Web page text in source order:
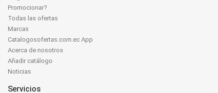
Promocionar?
Todas las ofertas
Marcas
Catalogosofertas.com.ec App
Acerca de nosotros
Añadir catálogo
Noticias
Servicios